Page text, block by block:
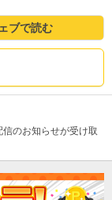
ブで読む
のお知らせが受け取